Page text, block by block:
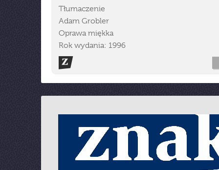
Tłumaczenie
Adam Grobler
Oprawa miękka
Rok wydania: 1996